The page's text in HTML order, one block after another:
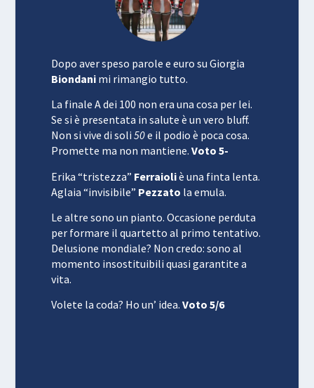
Dopo aver speso parole e euro su Giorgia
Biondanimi rimangio tutto.
La finale A dei 100 non era una cosa per lei.
Se si è presentata in salute è un vero bluff.
Non si vive di soli 50e il podio è poca cosa.
Promette ma non mantiene. Voto 5-
Erika “tristezza” Ferraioliè una finta lenta.
Aglaia “invisibile” Pezzato la emula.
Le altre sono un pianto. Occasione perduta
per formare il quartetto al primo tentativo.
Delusione mondiale? Non credo: sono al
momento insostituibili quasi garantite a
vita.
Volete la coda? Ho un’ idea. Voto 5/6